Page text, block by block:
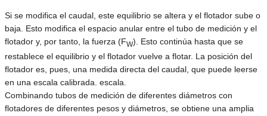
Si se modifica el caudal, este equilibrio se altera y el flotador sube o
baja. Esto modifica el espacio anular entre el tubo de medición y el
flotador y, por tanto, la fuerza (FW). Esto continúa hasta que se
restablece el equilibrio y el flotador vuelve a flotar. La posición del
flotador es, pues, una medida directa del caudal, que puede leerse
en una escala calibrada. escala.
Combinando tubos de medición de diferentes diámetros con
flotadores de diferentes pesos y diámetros, se obtiene una amplia